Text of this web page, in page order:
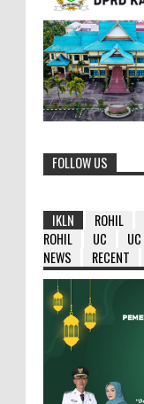
FOLLOW US
IKLN ROHIL
ROHIL
UC UC
NEWS
RECENT